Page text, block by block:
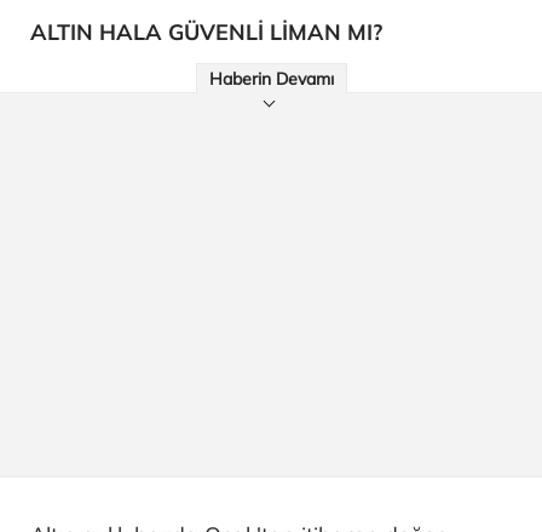
ALTIN HALA GÜVENLİ LİMAN MI?
Haberin Devamı